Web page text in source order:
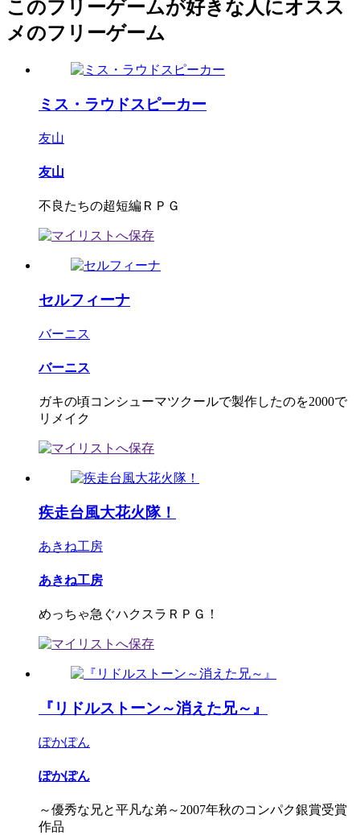
このフリーゲームが好きな人にオスス
メのフリーゲーム
ミス・ラウドスピーカー
友山
友山
不良たちの超短編ＲＰＧ
セルフィーナ
バーニス
バーニス
ガキの頃コンシューマツクールで製作したのを2000で
リメイク
疾走台風大花火隊！
あきね工房
あきね工房
めっちゃ急ぐハクスラＲＰＧ！
『リドルストーン～消えた兄～』
ぽかぽん
ぽかぽん
～優秀な兄と平凡な弟～2007年秋のコンパク銀賞受賞
作品